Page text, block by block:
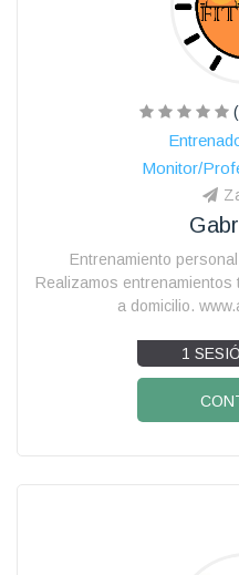
Monitor/
Entrenamiento
Realizamos
a domicilio.
1